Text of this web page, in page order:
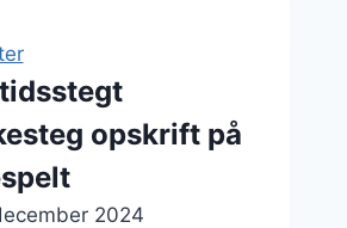
opskrift på
2024